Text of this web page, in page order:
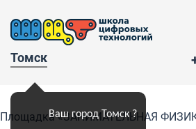
Томск
Ваш город Томск ?
Площадка «ЗАНИМАТЕЛЬНАЯ